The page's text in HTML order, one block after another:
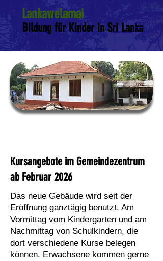
Lankawelamai
Bildung für Kinder in Sri Lanka
Kursangebote im Gemeindezentrum
ab Februar 2026
Das neue Gebäude wird seit der
Eröffnung ganztägig benutzt. Am
Vormittag vom Kindergarten und am
Nachmittag von Schulkindern, die
dort verschiedene Kurse belegen
können. Erwachsene kommen gerne